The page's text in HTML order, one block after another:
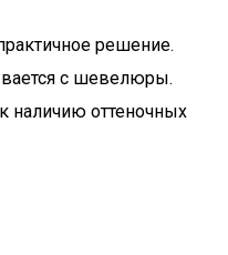
решение.
с шевелюры.
наличию оттеночных